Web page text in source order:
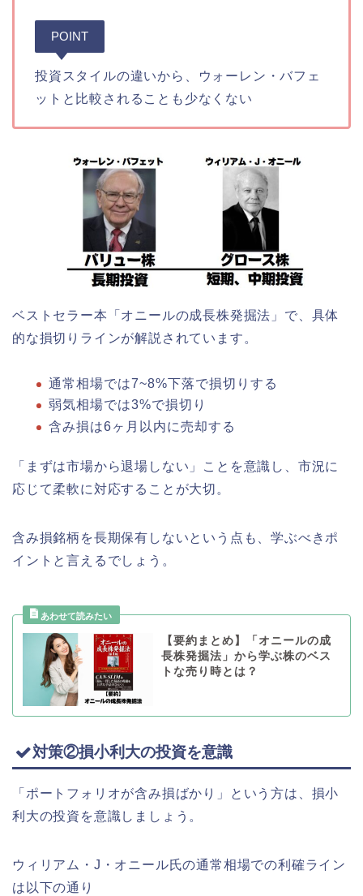
POINT
投資スタイルの違いから、ウォーレン・バフェ
ットと比較されることも少なくない
ベストセラー本「オニールの成長株発掘法」で、具体
的な損切りラインが解説されています。
通常相場では7~8%下落で損切りする
弱気相場では3%で損切り
含み損は6ヶ月以内に売却する
「まずは市場から退場しない」ことを意識し、市況に
応じて柔軟に対応することが大切。
含み損銘柄を長期保有しないという点も、学ぶべきポ
イントと言えるでしょう。
【要約まとめ】「オニールの成
長株発掘法」から学ぶ株のベス
トな売り時とは？
対策②損小利大の投資を意識
「ポートフォリオが含み損ばかり」という方は、損小
利大の投資を意識しましょう。
ウィリアム・J・オニール氏の通常相場での利確ライン
は以下の通り